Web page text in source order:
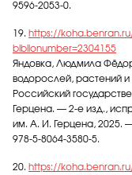
9596-2053-0.
19. https://
biblionumber=2304155
Яндовка, Людмила
водорослей, растений
Российский
Герцена. — 2-е изд.,
им. А. И. Герцена, 2025.
978-5-8064-3580-5.
20. https://